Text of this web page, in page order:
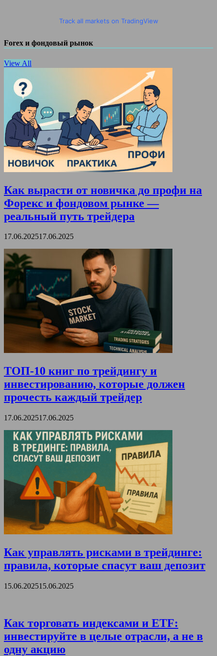
Track all markets on TradingView
Forex и фондовый рынок
View All
Как вырасти от новичка до профи на
Форекс и фондовом рынке —
реальный путь трейдера
17.06.202517.06.2025
ТОП-10 книг по трейдингу и
инвестированию, которые должен
прочесть каждый трейдер
17.06.202517.06.2025
Как управлять рисками в трейдинге:
правила, которые спасут ваш депозит
15.06.202515.06.2025
Как торговать индексами и ETF:
инвестируйте в целые отрасли, а не в
одну акцию